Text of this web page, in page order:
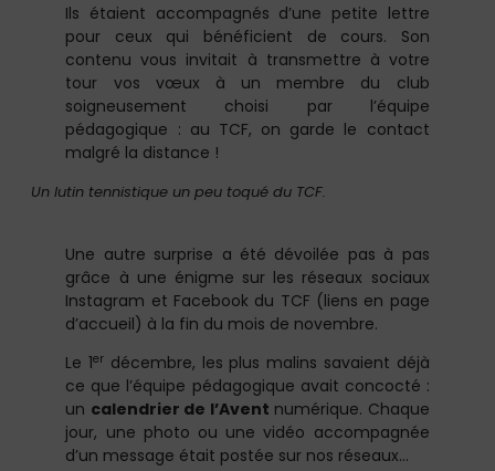
Ils étaient accompagnés d’une petite lettre
pour ceux qui bénéficient de cours. Son
contenu vous invitait à transmettre à votre
tour vos vœux à un membre du club
soigneusement choisi par l’équipe
pédagogique : au TCF, on garde le contact
malgré la distance !
Un lutin tennistique un peu toqué du TCF.
Une autre surprise a été dévoilée pas à pas
grâce à une énigme sur les réseaux sociaux
Instagram et Facebook du TCF (liens en page
d’accueil) à la fin du mois de novembre.
Le 1er décembre, les plus malins savaient déjà
ce que l’équipe pédagogique avait concocté :
un calendrier de l’Avent numérique. Chaque
jour, une photo ou une vidéo accompagnée
d’un message était postée sur nos réseaux…